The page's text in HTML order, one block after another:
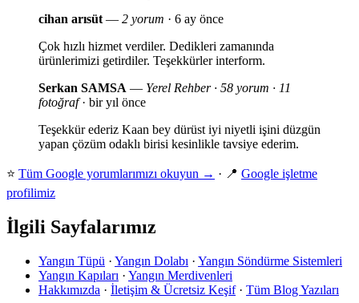
cihan arısüt — 2 yorum · 6 ay önce
Çok hızlı hizmet verdiler. Dedikleri zamanında
ürünlerimizi getirdiler. Teşekkürler interform.
Serkan SAMSA — Yerel Rehber · 58 yorum · 11
fotoğraf· bir yıl önce
Teşekkür ederiz Kaan bey dürüst iyi niyetli işini düzgün
yapan çözüm odaklı birisi kesinlikle tavsiye ederim.
⭐ Tüm Google yorumlarımızı okuyun → · 📍 Google işletme
profilimiz
İlgili Sayfalarımız
Yangın Tüpü · Yangın Dolabı · Yangın Söndürme Sistemleri
Yangın Kapıları · Yangın Merdivenleri
Hakkımızda · İletişim & Ücretsiz Keşif· Tüm Blog Yazıları